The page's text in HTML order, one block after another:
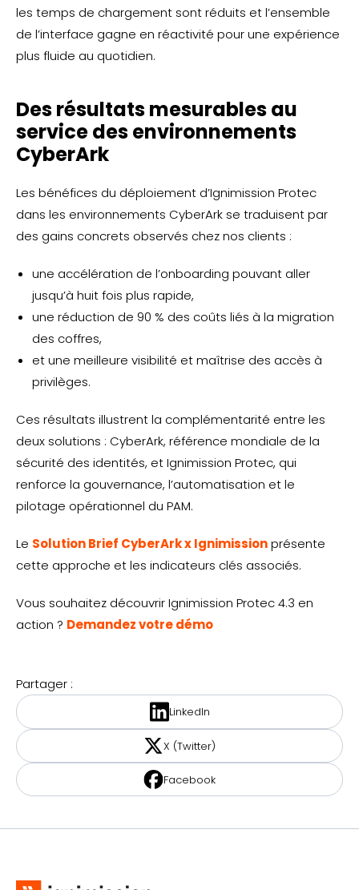
les temps de chargement sont réduits et l’ensemble
de l’interface gagne en réactivité pour une expérience
plus fluide au quotidien.
Des résultats mesurables au
service des environnements
CyberArk
Les bénéfices du déploiement d’Ignimission Protec
dans les environnements CyberArk se traduisent par
des gains concrets observés chez nos clients :
une accélération de l’onboarding pouvant aller
jusqu’à huit fois plus rapide,
une réduction de 90 % des coûts liés à la migration
des coffres,
et une meilleure visibilité et maîtrise des accès à
privilèges.
Ces résultats illustrent la complémentarité entre les
deux solutions : CyberArk, référence mondiale de la
sécurité des identités, et Ignimission Protec, qui
renforce la gouvernance, l’automatisation et le
pilotage opérationnel du PAM.
Le Solution Brief CyberArk x Ignimissionprésente
cette approche et les indicateurs clés associés.
Vous souhaitez découvrir Ignimission Protec 4.3 en
action ? Demandez votre démo
Partager :
LinkedIn
X (Twitter)
Facebook